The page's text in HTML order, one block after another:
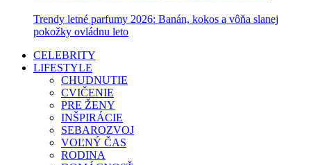
Trendy letné parfumy 2026: Banán, kokos a vôňa slanej
pokožky ovládnu leto
CELEBRITY
LIFESTYLE
CHUDNUTIE
CVIČENIE
PRE ŽENY
INŠPIRÁCIE
SEBAROZVOJ
VOĽNÝ ČAS
RODINA